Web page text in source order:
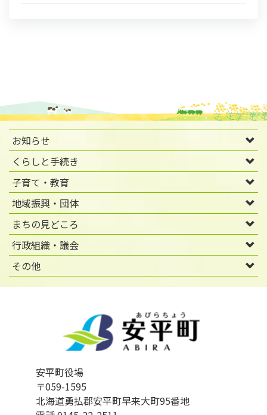
お知らせ
くらしと手続き
子育て・教育
地域振興・団体
まちの見どころ
行政組織・議会
その他
安平町役場
〒059-1595
北海道勇払郡安平町早来大町95番地